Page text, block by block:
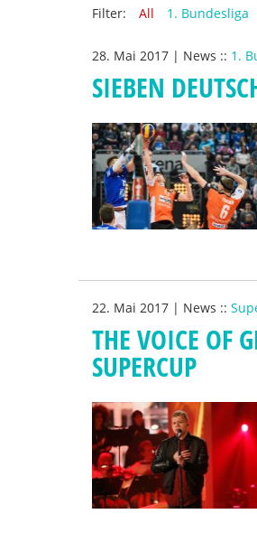
Filter: All 1. Bundesliga
28. Mai 2017 | News :: 1.
SIEBEN
22. Mai 2017 | News ::
THE VOICE OF
SUPERCUP